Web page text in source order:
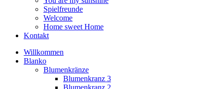
Spielfreunde
Welcome
Home sweet Home
Kontakt
Willkommen
Blanko
Blumenkränze
Blumenkranz 3
Blumenkranz 2